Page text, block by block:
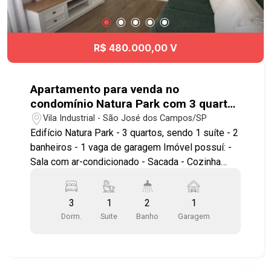
serviços e com fácil acesso às principais vias da
cidade. Agende já sua visita! #imobiliaria
#geraçãoimóveis #aptovenda #aptovendaSJC
#JardimdasIndustrias #aceitapet #elevador
R$ 480.000,00 V
Apartamento para venda no
condomínio Natura Park com 3 quartos
sendo 1 suíte - 65 m² - No bairro Vila
Industrial - SJC
Vila Industrial - São José dos Campos/SP
Edifício Natura Park - 3 quartos, sendo 1 suíte - 2
banheiros - 1 vaga de garagem Imóvel possuí: -
Sala com ar-condicionado - Sacada - Cozinha
Área de serviço com móveis planejados -
Varanda com vista permanente para o pôr do sol
Lazer com Piscina adulto com raia, Piscina
3
Dorm.
1
Suite
2
Banho
1
Garagem